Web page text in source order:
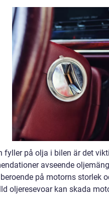
fyller på olja i bilen är det
avseende
på motorns storlek
oljeresevoar kan skada